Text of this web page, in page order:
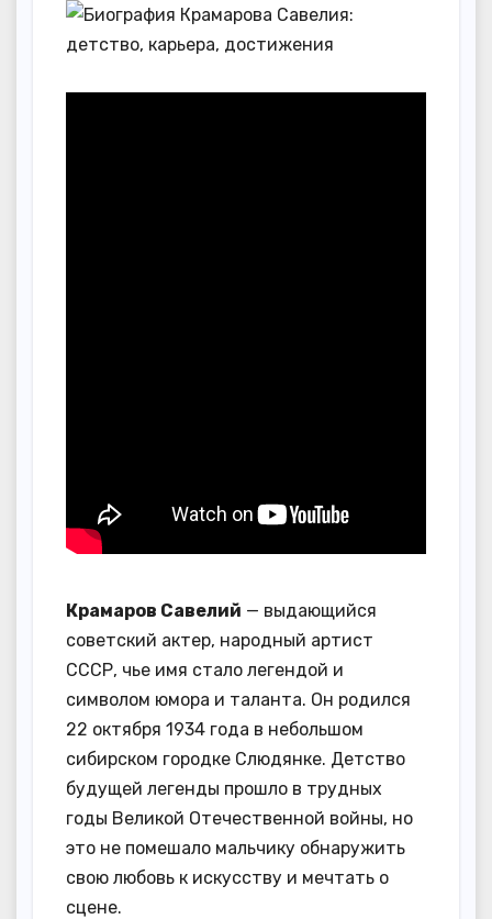
Крамаров Савелий — выдающийся
советский актер, народный артист
СССР, чье имя стало легендой и
символом юмора и таланта. Он родился
22 октября 1934 года в небольшом
сибирском городке Слюдянке. Детство
будущей легенды прошло в трудных
годы Великой Отечественной войны, но
это не помешало мальчику обнаружить
свою любовь к искусству и мечтать о
сцене.